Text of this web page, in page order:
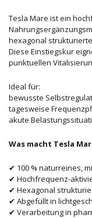
Tesla Mare ist ein
hexagonal
Diese Einstiegskur
punktuellen
Ideal für:
bewusste
tagesweise
akute
Was macht Tesla
✔ 100 % naturreines,
✔ Hochfrequenz-
✔ Hexagonal
✔ Abgefüllt in
✔ Verarbeitung in